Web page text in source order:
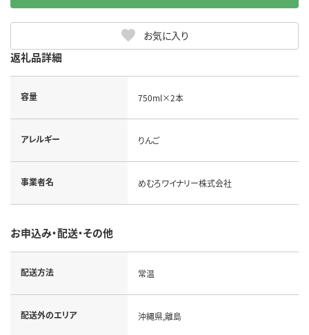
お気に入り
返礼品詳細
容量 750ml×2本
アレルギー りんご
事業者名 めむろワイナリー株式会社
お申込み・配送・その他
配送方法 常温
配送外のエリア 沖縄県,離島